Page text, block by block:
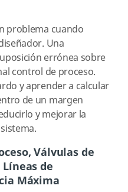
problema cuando
Una
errónea sobre
control de proceso.
y aprender a calcular
de un margen
y mejorar la
Válvulas de
Líneas de
Máxima